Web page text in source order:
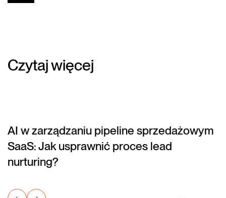
Czytaj więcej
(blog)
AI w zarządzaniu pipeline sprzedażowym
SaaS: Jak usprawnić proces lead
nurturing?